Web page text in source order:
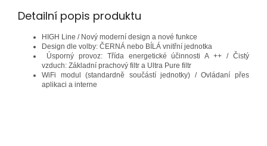
Detailní popis produktu
HIGH Line / Nový moderní design a nové funkce
Design dle volby: ČERNÁ nebo BÍLÁ vnitřní jednotka
Úsporný provoz: Třída energetické účinnosti A ++ / Čistý
vzduch: Základní prachový filtr a Ultra Pure filtr
WiFi modul (standardně součástí jednotky) / Ovládaní přes
aplikaci a interne